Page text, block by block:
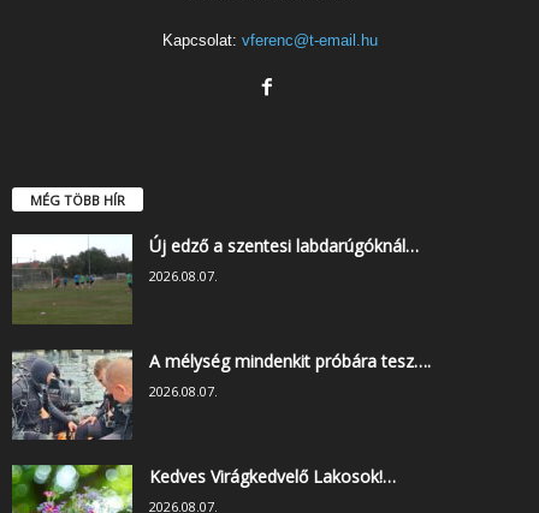
Kapcsolat: vferenc@t-email.hu
MÉG TÖBB HÍR
Új edző a szentesi labdarúgóknál…
2026.08.07.
A mélység mindenkit próbára tesz….
2026.08.07.
Kedves Virágkedvelő Lakosok!…
2026.08.07.